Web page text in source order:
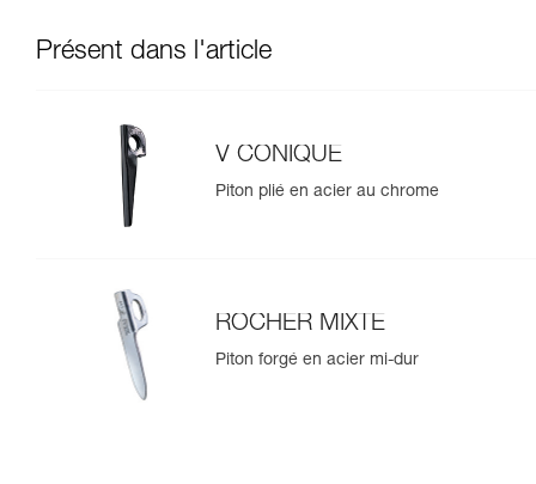
Présent dans l'article
V CONIQUE
Piton plié en acier au chrome
ROCHER MIXTE
Piton forgé en acier mi-dur